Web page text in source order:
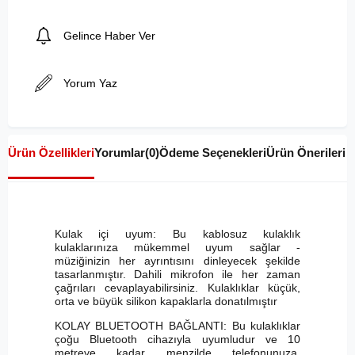
Gelince Haber Ver
Yorum Yaz
Ürün ÖzellikleriYorumlar(0)Ödeme SeçenekleriÜrün Önerileri
Kulak içi uyum: Bu kablosuz kulaklık
kulaklarınıza mükemmel uyum sağlar -
müziğinizin her ayrıntısını dinleyecek şekilde
tasarlanmıştır. Dahili mikrofon ile her zaman
çağrıları cevaplayabilirsiniz. Kulaklıklar küçük,
orta ve büyük silikon kapaklarla donatılmıştır
KOLAY BLUETOOTH BAĞLANTI: Bu kulaklıklar
çoğu Bluetooth cihazıyla uyumludur ve 10